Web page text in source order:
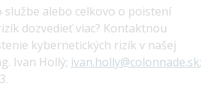
službe alebo celkovo o poistení
dozvedieť viac? Kontaktnou
kybernetických rizík v našej
Ivan Hollý; ivan.holly@colonnade.sk;